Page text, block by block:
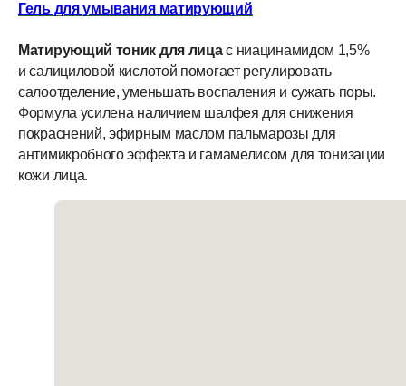
Гель для умывания матирующий
Матирующий тоник для лицас ниацинамидом 1,5%
и салициловой кислотой помогает регулировать
салоотделение, уменьшать воспаления и сужать поры.
Формула усилена наличием шалфея для снижения
покраснений, эфирным маслом пальмарозы для
антимикробного эффекта и гамамелисом для тонизации
кожи лица.